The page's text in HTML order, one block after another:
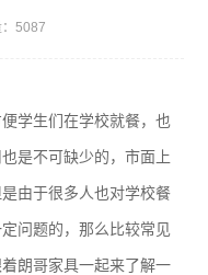
5087
学生们在学校就餐，也
是不可缺少的，市面上
由于很多人也对学校餐
问题的，那么比较常见
朗哥家具一起来了解一